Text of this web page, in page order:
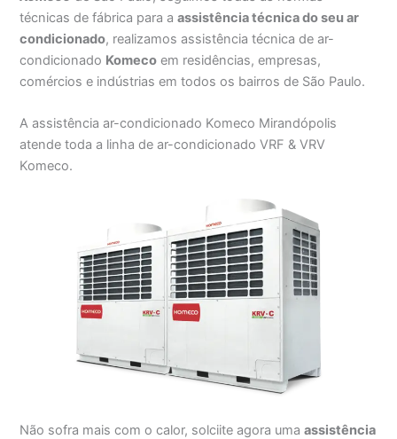
técnicas de fábrica para aassistência técnica do seu ar
condicionado, realizamos assistência técnica de ar-
condicionado Komeco em residências, empresas,
comércios e indústrias em todos os bairros de São Paulo.
A assistência ar-condicionado Komeco Mirandópolis
atende toda a linha de ar-condicionado VRF & VRV
Komeco.
Não sofra mais com o calor, solciite agora umaassistência